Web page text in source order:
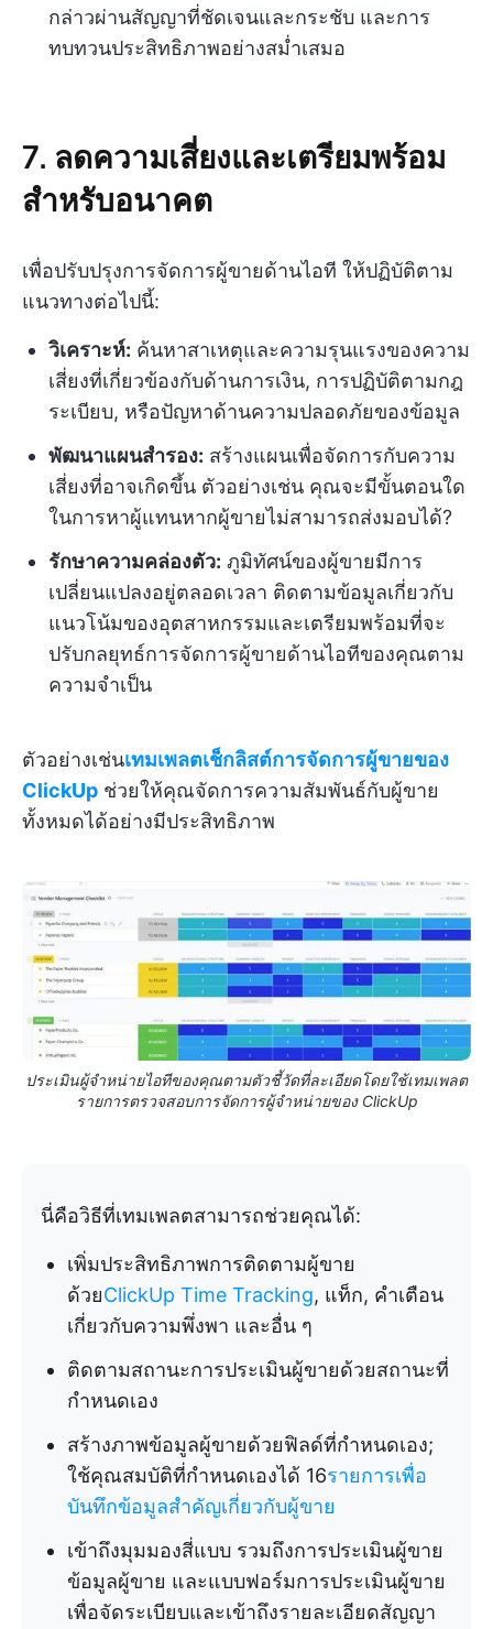
กล่าวผ่านสัญญาที่ชัดเจนและกระชับ และการ
ทบทวนประสิทธิภาพอย่างสม่ำเสมอ
7. ลดความเสี่ยงและเตรียมพร้อม
สำหรับอนาคต
เพื่อปรับปรุงการจัดการผู้ขายด้านไอที ให้ปฏิบัติตาม
แนวทางต่อไปนี้:
วิเคราะห์: ค้นหาสาเหตุและความรุนแรงของความ
เสี่ยงที่เกี่ยวข้องกับด้านการเงิน, การปฏิบัติตามกฎ
ระเบียบ, หรือปัญหาด้านความปลอดภัยของข้อมูล
พัฒนาแผนสำรอง: สร้างแผนเพื่อจัดการกับความ
เสี่ยงที่อาจเกิดขึ้น ตัวอย่างเช่น คุณจะมีขั้นตอนใด
ในการหาผู้แทนหากผู้ขายไม่สามารถส่งมอบได้?
รักษาความคล่องตัว: ภูมิทัศน์ของผู้ขายมีการ
เปลี่ยนแปลงอยู่ตลอดเวลา ติดตามข้อมูลเกี่ยวกับ
แนวโน้มของอุตสาหกรรมและเตรียมพร้อมที่จะ
ปรับกลยุทธ์การจัดการผู้ขายด้านไอทีของคุณตาม
ความจำเป็น
ตัวอย่างเช่นเทมเพลตเช็กลิสต์การจัดการผู้ขายของ
ClickUp ช่วยให้คุณจัดการความสัมพันธ์กับผู้ขาย
ทั้งหมดได้อย่างมีประสิทธิภาพ
ประเมินผู้จำหน่ายไอทีของคุณตามตัวชี้วัดที่ละเอียดโดยใช้เทมเพลต
รายการตรวจสอบการจัดการผู้จำหน่ายของ ClickUp
นี่คือวิธีที่เทมเพลตสามารถช่วยคุณได้:
เพิ่มประสิทธิภาพการติดตามผู้ขาย
ด้วยClickUp Time Tracking, แท็ก, คำเตือน
เกี่ยวกับความพึ่งพา และอื่น ๆ
ติดตามสถานะการประเมินผู้ขายด้วยสถานะที่
กำหนดเอง
สร้างภาพข้อมูลผู้ขายด้วยฟิลด์ที่กำหนดเอง;
ใช้คุณสมบัติที่กำหนดเองได้ 16รายการเพื่อ
บันทึกข้อมูลสำคัญเกี่ยวกับผู้ขาย
เข้าถึงมุมมองสี่แบบ รวมถึงการประเมินผู้ขาย
ข้อมูลผู้ขาย และแบบฟอร์มการประเมินผู้ขาย
เพื่อจัดระเบียบและเข้าถึงรายละเอียดสัญญา